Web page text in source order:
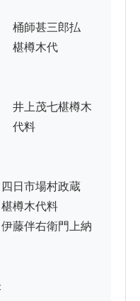
桶師甚三郎払
代
井上茂七椹樽木
日市場村政蔵
料
門上納